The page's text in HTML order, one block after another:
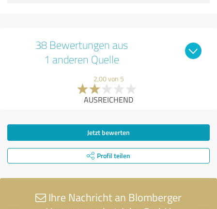
38 Bewertungen aus
1 anderen Quelle
2,00 von 5
AUSREICHEND
Jetzt bewerten
Profil teilen
Ihre Nachricht an Blomberger